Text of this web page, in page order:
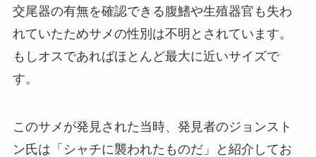
交尾器の有無を確認できる腹鰭や生殖器官も失わ
れていたためサメの性別は不明とされています。
もしオスであればほとんど最大に近いサイズで
す。
このサメが発見された当時、発見者のジョンスト
ン氏は「シャチに襲われたものだ」と紹介してお